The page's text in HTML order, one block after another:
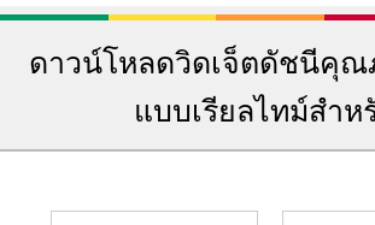
ดาวน์โหลดวิดเจ็ตดัชนีคุณ
แบบเรียลไทม์สำห